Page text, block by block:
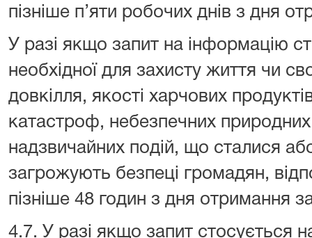
пізніше п’яти робочих днів з дня
У разі якщо запит на інформацію
необхідної для захисту життя чи
довкілля, якості харчових
катастроф, небезпечних
надзвичайних подій, що сталися
загрожують безпеці громадян,
пізніше 48 годин з дня отримання
4.7. У разі якщо запит стосується